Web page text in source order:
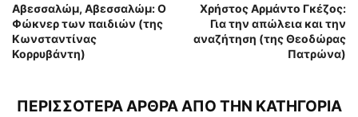
Αβεσσαλώμ, Αβεσσαλώμ: Ο
Φώκνερ των παιδιών (της
Κωνσταντίνας
Κορρυβάντη)
Χρήστος Αρμάντο Γκέζος:
Για την απώλεια και την
αναζήτηση (της Θεοδώρας
Πατρώνα)
ΠΕΡΙΣΣΟΤΕΡΑ ΑΡΘΡΑ ΑΠΟ ΤΗΝ ΚΑΤΗΓΟΡΙΑ